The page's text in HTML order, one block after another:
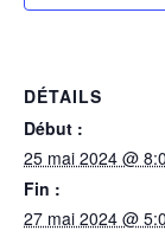
DÉTAILS
Début :
25 mai 2024 @
Fin :
27 mai 2024 @